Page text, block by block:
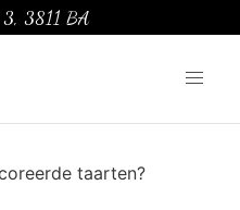
3, 3811 BA
taarten?